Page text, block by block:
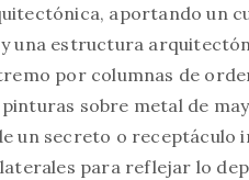
aportando un
una estructura
por columnas de
sobre metal de
un secreto o
para reflejar lo